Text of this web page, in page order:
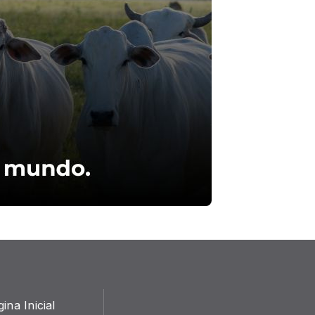
Inicial